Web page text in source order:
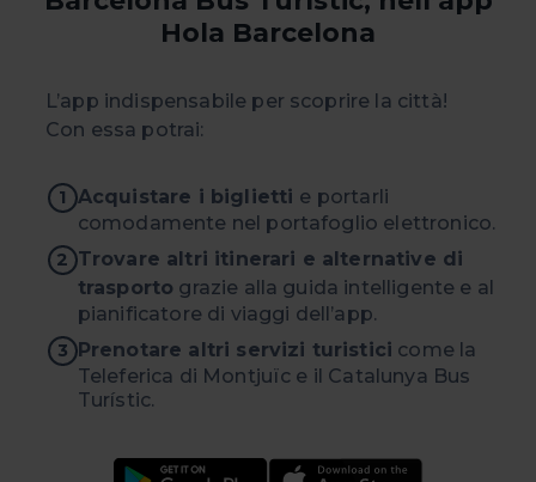
Hola Barcelona
L’app indispensabile per scoprire la città!
Con essa potrai:
1 Acquistare i biglietti e portarli
comodamente nel portafoglio elettronico.
2 Trovare altri itinerari e alternative di
trasporto grazie alla guida intelligente e al
pianificatore di viaggi dell’app.
3 Prenotare altri servizi turistici come la
Teleferica di Montjuïc e il Catalunya Bus
Turístic.